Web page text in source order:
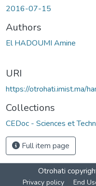
2016-07-15
Authors
El HADOUMI Amine
URI
https://otrohati.imist.ma/
Collections
CEDoc - Sciences et
Full item page
Otrohati
Privacy policy End